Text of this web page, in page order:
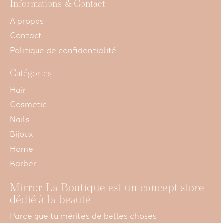
Informations & Contact
A propos
Contact
Politique de confidentialité
Catégories
Hair
Cosmetic
Nails
Bijoux
Home
Barber
Mirror La Boutique est un concept store
dédié à la beauté
Parce que tu mérites de belles choses